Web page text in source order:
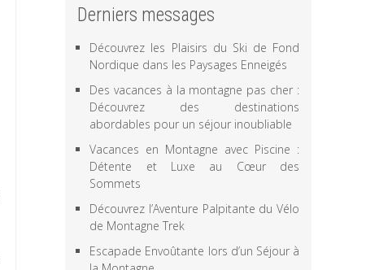
Derniers messages
Découvrez les Plaisirs du Ski de Fond
Nordique dans les Paysages Enneigés
Des vacances à la montagne pas cher :
Découvrez des destinations
abordables pour un séjour inoubliable
Vacances en Montagne avec Piscine :
Détente et Luxe au Cœur des
Sommets
Découvrez l’Aventure Palpitante du Vélo
de Montagne Trek
Escapade Envoûtante lors d’un Séjour à